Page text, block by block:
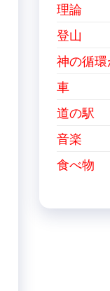
理論
登山
神の循
車
道の駅
音楽
食べ物